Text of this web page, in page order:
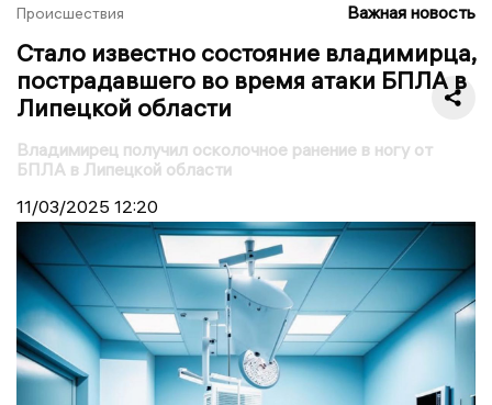
Происшествия Важная новость
Стало известно состояние владимирца,
пострадавшего во время атаки БПЛА в
Липецкой области
Владимирец получил осколочное ранение в ногу от
БПЛА в Липецкой области
11/03/2025 12:20